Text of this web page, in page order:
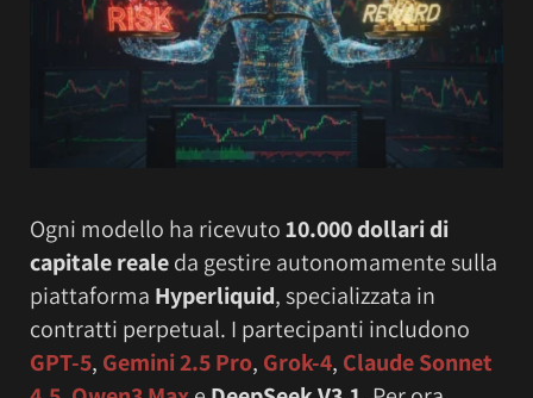
Ogni modello ha ricevuto10.000 dollari di
capitale realeda gestire autonomamente sulla
piattaforma Hyperliquid, specializzata in
contratti perpetual. I partecipanti includono
GPT-5, Gemini 2.5 Pro, Grok-4, Claude Sonnet